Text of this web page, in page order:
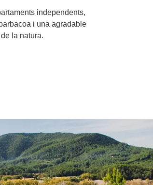
independents,
i una agradable
la natura.